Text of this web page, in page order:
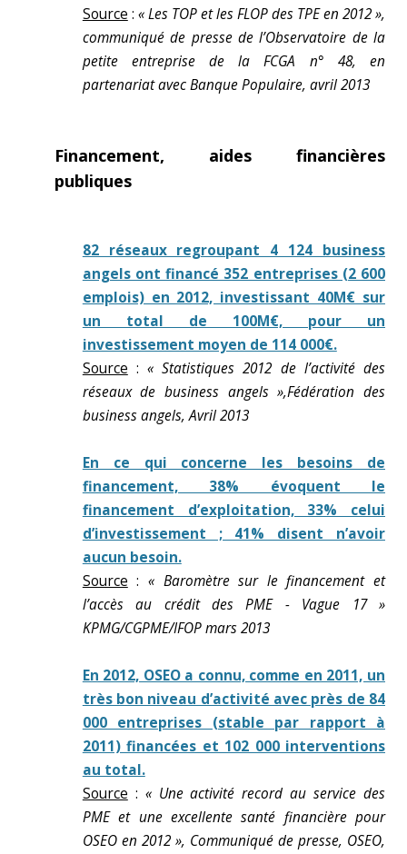
Source : « Les TOP et les FLOP des TPE en 2012 »,
communiqué de presse de l’Observatoire de la
petite entreprise de la FCGA n° 48, en
partenariat avec Banque Populaire, avril 2013
Financement, aides financières
publiques
82 réseaux regroupant 4 124 business
angels ont financé 352 entreprises (2 600
emplois) en 2012, investissant 40M€ sur
un total de 100M€, pour un
investissement moyen de 114 000€.
Source :« Statistiques 2012 de l’activité des
réseaux de business angels »,Fédération des
business angels, Avril 2013
En ce qui concerne les besoins de
financement, 38% évoquent le
financement d’exploitation, 33% celui
d’investissement ; 41% disent n’avoir
aucun besoin.
Source : « Baromètre sur le financement et
l’accès au crédit des PME - Vague 17 »
KPMG/CGPME/IFOP mars 2013
En 2012, OSEO a connu, comme en 2011, un
très bon niveau d’activité avec près de 84
000 entreprises (stable par rapport à
2011) financées et 102 000 interventions
au total.
Source : « Une activité record au service des
PME et une excellente santé financière pour
OSEO en 2012 », Communiqué de presse, OSEO,